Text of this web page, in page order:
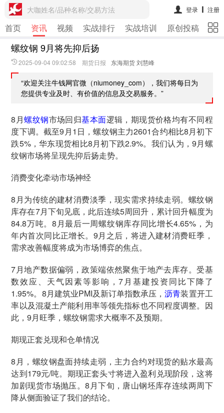
大咖姓名/品种名称/交易方法 登录 注册
首页 资讯 视频 实战排行 实战培训 原创投稿 期
螺纹钢 9月将先抑后扬
2025-09-04 09:02:58 期货日报 东海期货 刘慧峰
“欢迎关注牛钱网官微（niumoney_com），我们将每日为
您提供专业及时、有价值的信息及交易服务。”
8月螺纹钢市场回归基本面逻辑，期现货价格均有不同程
度下调。截至9月1日，螺纹钢主力2601合约相比8月初下
跌5%，华东现货相比8月初下跌2.9%。我们认为，9月螺
纹钢市场将呈现先抑后扬走势。
消费变化牵动市场神经
8月为传统的建材消费淡季，现实需求持续走弱。螺纹钢
库存在7月下旬见底，此后连续5周回升，累计回升幅度为
84.8万吨。8月最后一周螺纹钢库存同比增长4.65%，为
年内首次同比正增长。9月之后，将进入建材消费旺季，
需求改善幅度将成为市场博弈的焦点。
7月地产数据偏弱，政策端依然聚焦于地产去库存。受基
数效应、天气因素等影响，7月基建投资同比下降了
1.95%。8月建筑业PMI及新订单指数承压，沥青装置开工
率以及混凝土产能利用率等领先指标也不同程度调整。因
此，9月旺季，螺纹钢需求大概率不及预期。
期现正套兑现和仓单情况
8月，螺纹钢盘面持续走弱，主力合约对现货的贴水最高
达到179元/吨。期现正套头寸将进入盈利兑现阶段，这将
加剧现货市场抛压。8月下旬，唐山钢坯库存连续两周下
降从侧面验证了我们的结论。